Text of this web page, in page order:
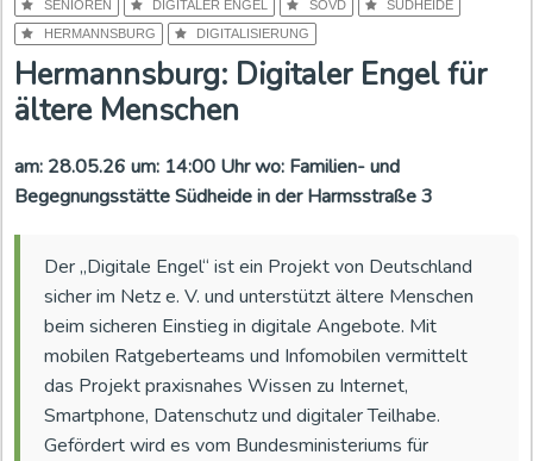
SENIOREN DIGITALER ENGEL SOVD
SÜDHEIDE
HERMANNSBURG
DIGITALISIERUNG
Hermannsburg: Digitaler Engel für
ältere Menschen
am: 28.05.26 um: 14:00 Uhr wo: Familien- und
Begegnungsstätte Südheide in der Harmsstraße 3
Der „Digitale Engel“ ist ein Projekt von Deutschland
sicher im Netz e. V. und unterstützt ältere Menschen
beim sicheren Einstieg in digitale Angebote. Mit
mobilen Ratgeberteams und Infomobilen vermittelt
das Projekt praxisnahes Wissen zu Internet,
Smartphone, Datenschutz und digitaler Teilhabe.
Gefördert wird es vom Bundesministeriums für